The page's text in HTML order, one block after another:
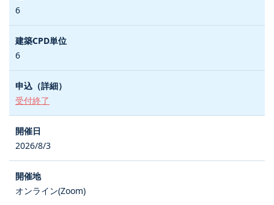
6
6
受付終了
2026/8/3
オンライン(Zoom)